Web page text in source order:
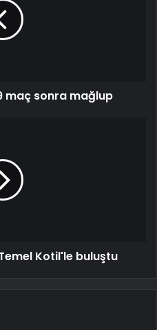
maç sonra mağlup
Kotil'le buluştu